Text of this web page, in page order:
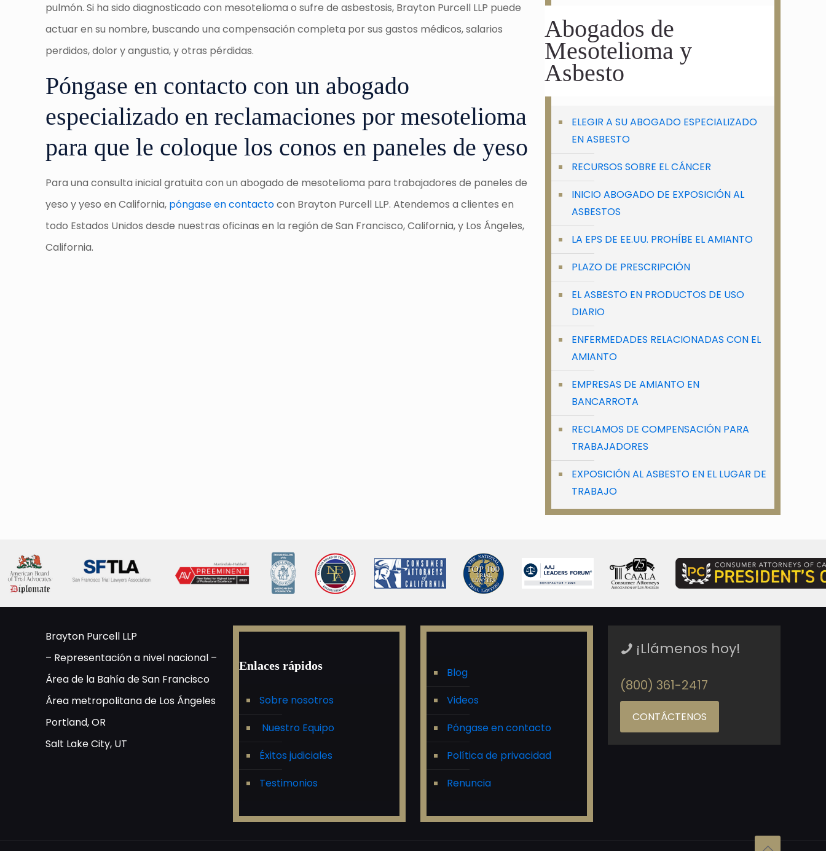
pulmón. Si ha sido diagnosticado con mesotelioma o sufre de asbestosis, Brayton Purcell LLP puede
actuar en su nombre, buscando una compensación completa por sus gastos médicos, salarios
perdidos, dolor y angustia, y otras pérdidas.
Póngase en contacto con un abogado
especializado en reclamaciones por mesotelioma
para que le coloque los conos en paneles de yeso
Para una consulta inicial gratuita con un abogado de mesotelioma para trabajadores de paneles de
yeso y yeso en California, póngase en contactocon Brayton Purcell LLP. Atendemos a clientes en
todo Estados Unidos desde nuestras oficinas en la región de San Francisco, California, y Los Ángeles,
California.
Abogados de
Mesotelioma y
Asbesto
ELEGIR A SU ABOGADO ESPECIALIZADO
EN ASBESTO
RECURSOS SOBRE EL CÁNCER
INICIO ABOGADO DE EXPOSICIÓN AL
ASBESTOS
LA EPS DE EE.UU. PROHÍBE EL AMIANTO
PLAZO DE PRESCRIPCIÓN
EL ASBESTO EN PRODUCTOS DE USO
DIARIO
ENFERMEDADES RELACIONADAS CON EL
AMIANTO
EMPRESAS DE AMIANTO EN
BANCARROTA
RECLAMOS DE COMPENSACIÓN PARA
TRABAJADORES
EXPOSICIÓN AL ASBESTO EN EL LUGAR DE
TRABAJO
Brayton Purcell LLP
– Representación a nivel nacional –
Área de la Bahía de San Francisco
Área metropolitana de Los Ángeles
Portland, OR
Salt Lake City, UT
Enlaces rápidos
Sobre nosotros
Nuestro Equipo
Éxitos judiciales
Testimonios
Blog
Videos
Póngase en contacto
Política de privacidad
Renuncia
¡Llámenos hoy!
(800) 361-2417
CONTÁCTENOS